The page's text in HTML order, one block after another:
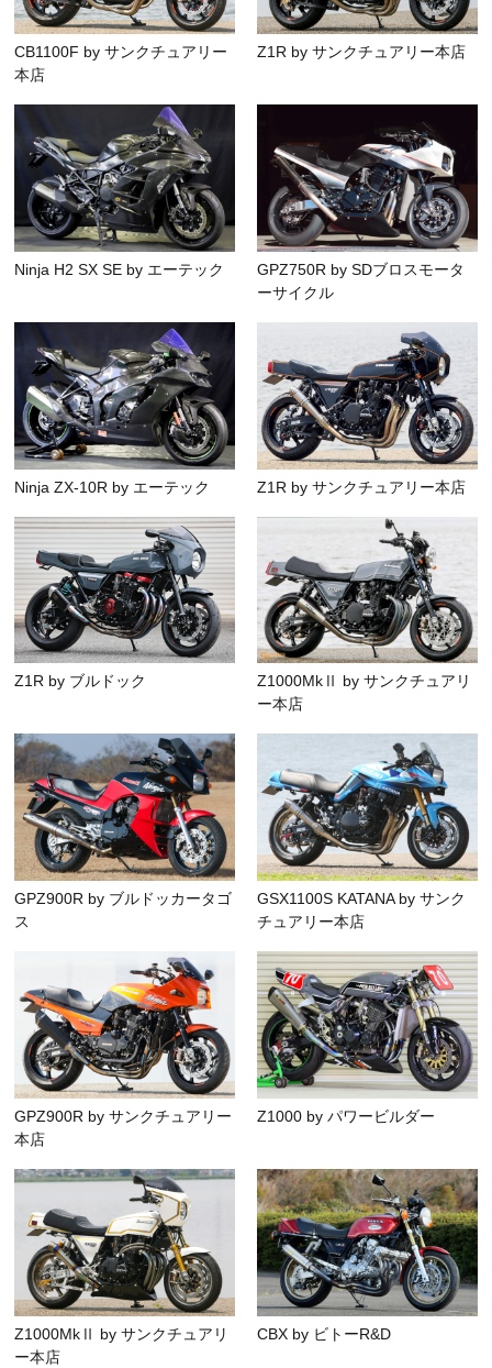
CB1100F by サンクチュアリー
本店
Z1R by サンクチュアリー本店
Ninja H2 SX SE by エーテック
GPZ750R by SDブロスモータ
ーサイクル
Ninja ZX-10R by エーテック Z1R by サンクチュアリー本店
Z1R by ブルドック
Z1000MkⅡ by サンクチュアリ
ー本店
GPZ900R by ブルドッカータゴ
ス
GSX1100S KATANA by サンク
チュアリー本店
GPZ900R by サンクチュアリー
本店
Z1000 by パワービルダー
Z1000MkⅡ by サンクチュアリ
ー本店
CBX by ビトーR&D